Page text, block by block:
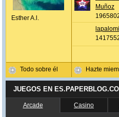
Esther A.l.
Todo sobre él
Muñoz
Hazte
JUEGOS EN
Arcade Casino